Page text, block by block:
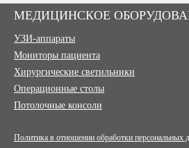
МЕДИЦИНСКОЕ
УЗИ-аппараты
Мониторы пациента
Хирургические светильники
Операционные столы
Потолочные консоли
Политика в отношении обработки персональных